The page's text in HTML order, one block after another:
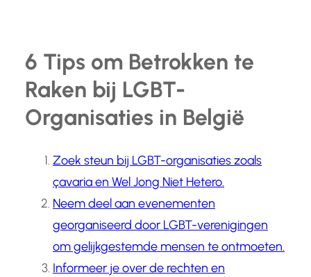
6 Tips om Betrokken te
Raken bij LGBT-
Organisaties in België
Zoek steun bij LGBT-organisaties zoals
çavaria en Wel Jong Niet Hetero.
Neem deel aan evenementen
georganiseerd door LGBT-verenigingen
om gelijkgestemde mensen te ontmoeten.
Informeer je over de rechten en